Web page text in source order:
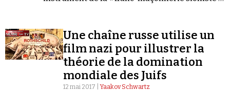
Une chaîne russe utilise un
film nazi pour illustrer la
théorie de la domination
mondiale des Juifs
12 mai 2017 |Yaakov Schwartz